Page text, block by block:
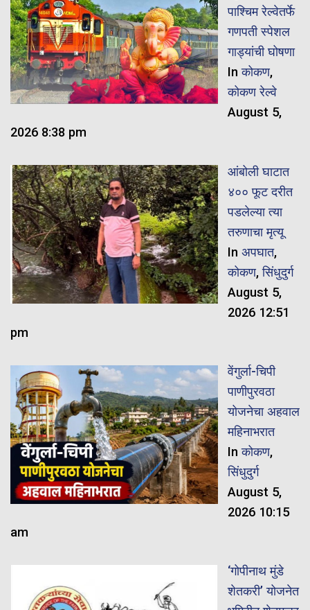
पाश्चिम रेल्वेतर्फे
गणपती स्पेशल
गाड्यांची घोषणा
Inकोकण,
कोकण रेल्वे
August 5,
2026 8:38 pm
आंबोली घाटात
४०० फूट दरीत
पडलेल्या त्या
तरुणाचा मृत्यू
In अपघात,
कोकण,सिंधुदुर्ग
August 5,
2026 12:51
pm
वेंगुर्ला-चिपी
पाणीपुरवठा
योजनेचा अहवाल
महिनाभरात
Inकोकण,
सिंधुदुर्ग
August 5,
2026 10:15
am
‘गोपीनाथ मुंडे
शेतकरी’ योजनेत